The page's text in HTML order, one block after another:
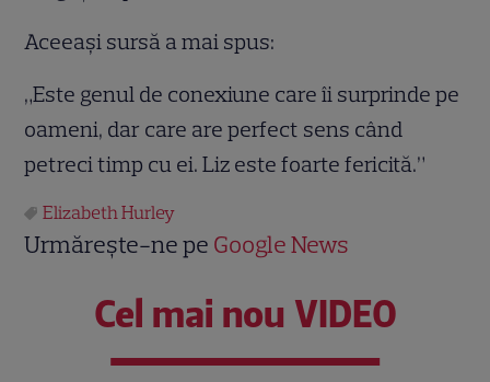
Aceeași sursă a mai spus:
„Este genul de conexiune care îi surprinde pe
oameni, dar care are perfect sens când
petreci timp cu ei. Liz este foarte fericită.”
Elizabeth Hurley
Urmărește-ne pe Google News
Cel mai nou VIDEO